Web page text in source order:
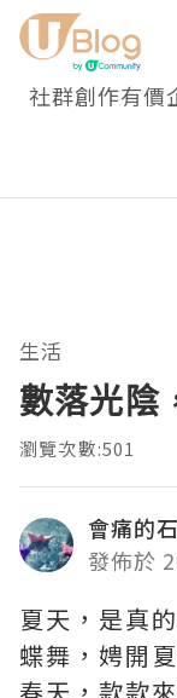
社群創作有價
生活
數落光陰
瀏覽次數:501
會痛的
發佈於
夏天，是真
蝶舞，娉開